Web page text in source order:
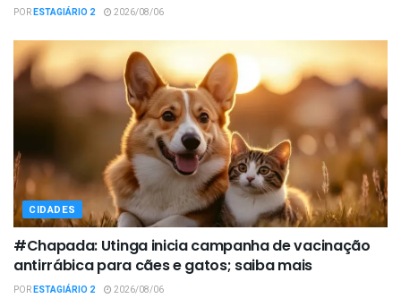
PORESTAGIÁRIO 2 2026/08/06
CIDADES
#Chapada: Utinga inicia campanha de vacinação
antirrábica para cães e gatos; saiba mais
PORESTAGIÁRIO 2 2026/08/06